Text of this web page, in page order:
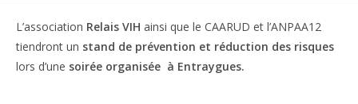
publication :
L’association Relais VIH ainsi que le CAARUD et l’ANPAA12
tiendront un stand de prévention et réduction des risques
lors d’une soirée organisée à Entraygues.